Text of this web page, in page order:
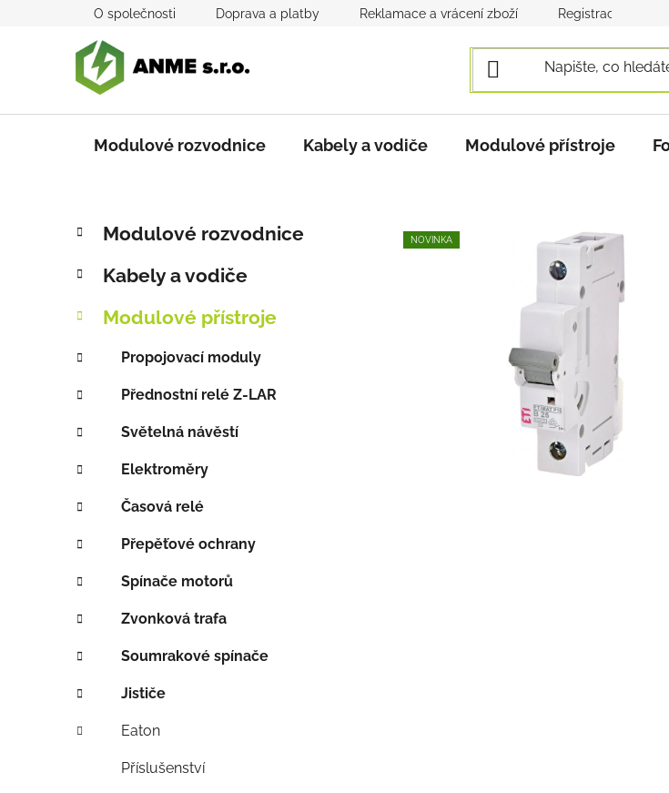
O společnosti Doprava a platby Reklamace a vrácení zboží Registrace a
Modulové rozvodnice Kabely a vodiče Modulové přístroje
P
s
r
n
n
p
a
e
kategorie
a
e
o
i
Modulové rozvodnice
Kabely a vodiče
Modulové přístroje
Propojovací moduly
Přednostní relé Z-LAR
Světelná návěstí
Elektroměry
Časová relé
Přepěťové ochrany
Spínače motorů
Zvonková trafa
Soumrakové spínače
Jističe
Eaton
Příslušenství
NOVINKA